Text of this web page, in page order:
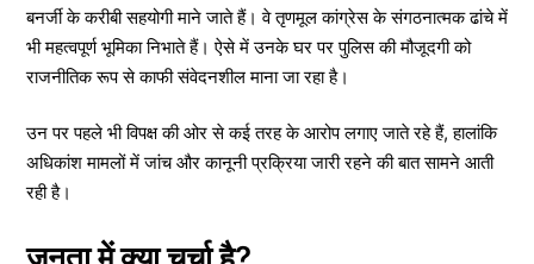
बनर्जी के करीबी सहयोगी माने जाते हैं। वे तृणमूल कांग्रेस के संगठनात्मक ढांचे में
भी महत्वपूर्ण भूमिका निभाते हैं। ऐसे में उनके घर पर पुलिस की मौजूदगी को
राजनीतिक रूप से काफी संवेदनशील माना जा रहा है।
उन पर पहले भी विपक्ष की ओर से कई तरह के आरोप लगाए जाते रहे हैं, हालांकि
अधिकांश मामलों में जांच और कानूनी प्रक्रिया जारी रहने की बात सामने आती
रही है।